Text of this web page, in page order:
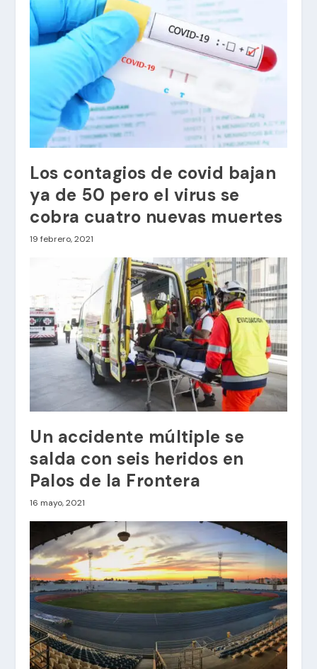
Los contagios de covid bajan
ya de 50 pero el virus se
cobra cuatro nuevas muertes
19 febrero, 2021
Un accidente múltiple se
salda con seis heridos en
Palos de la Frontera
16 mayo, 2021